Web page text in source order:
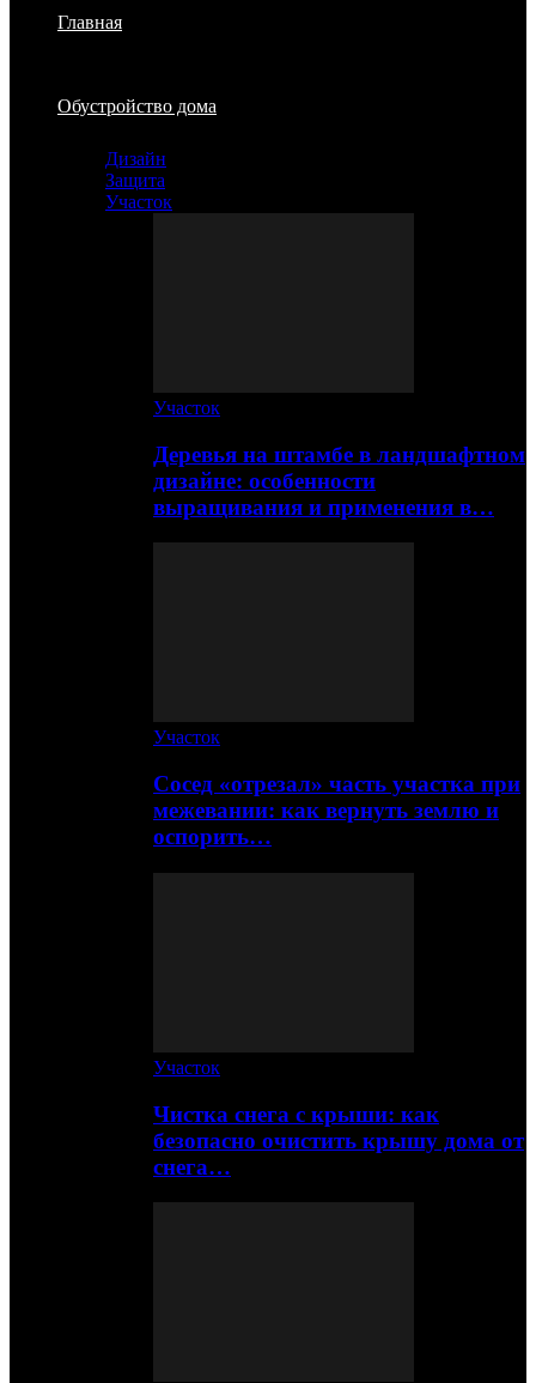
Главная
Обустройство дома
Дизайн
Защита
Участок
Участок
Деревья на штамбе в ландшафтном
дизайне: особенности
выращивания и применения в…
Участок
Сосед «отрезал» часть участка при
межевании: как вернуть землю и
оспорить…
Участок
Чистка снега с крыши: как
безопасно очистить крышу дома от
снега…